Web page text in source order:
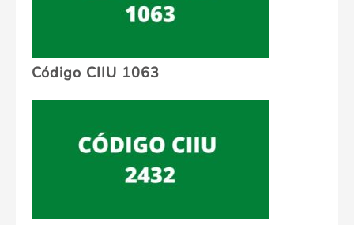
Código CIIU 1063